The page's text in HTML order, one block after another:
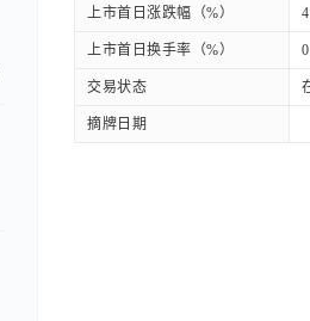
上市首日涨跌幅（%）
上市首日换手率（%）
交易状态
摘牌日期